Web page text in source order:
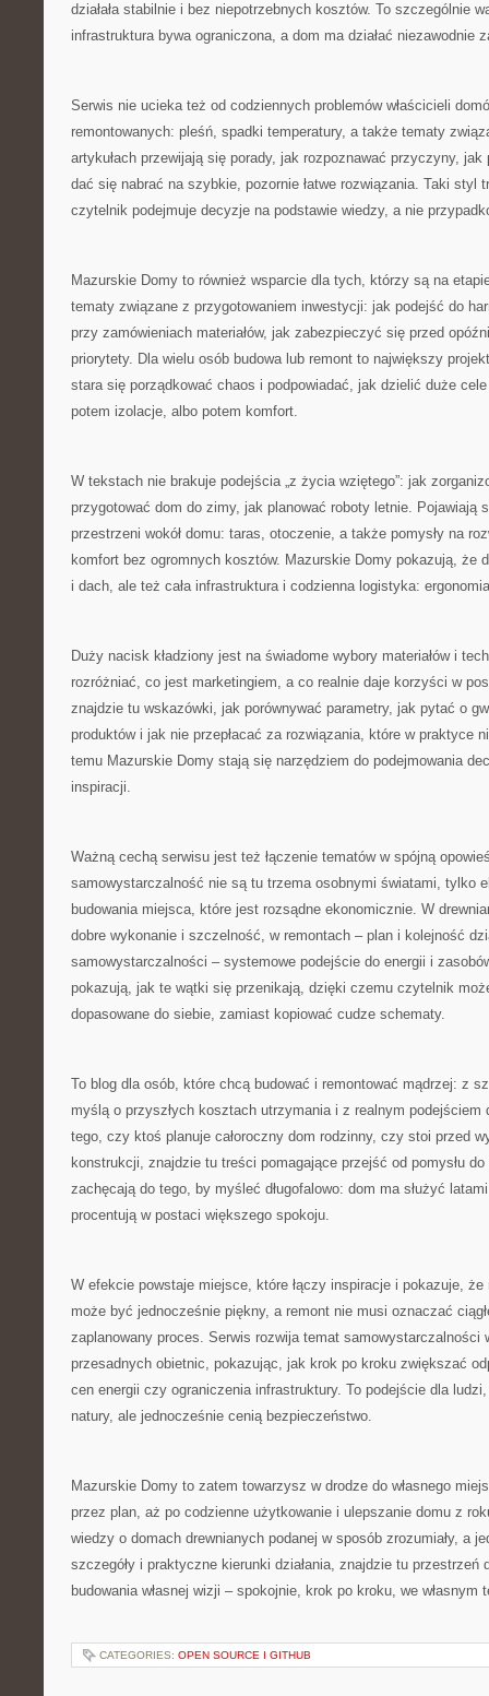
działała stabilnie i bez niepotrzebnych kosztów. To szczególnie
infrastruktura bywa ograniczona, a dom ma działać niezawodnie
Serwis nie ucieka też od codziennych problemów właścicieli
remontowanych: pleśń, spadki temperatury, a także tematy
artykułach przewijają się porady, jak rozpoznawać przyczyny, jak
dać się nabrać na szybkie, pozornie łatwe rozwiązania. Taki styl
czytelnik podejmuje decyzje na podstawie wiedzy, a nie
Mazurskie Domy to również wsparcie dla tych, którzy są na
tematy związane z przygotowaniem inwestycji: jak podejść do
przy zamówieniach materiałów, jak zabezpieczyć się przed
priorytety. Dla wielu osób budowa lub remont to największy
stara się porządkować chaos i podpowiadać, jak dzielić duże
potem izolacje, albo potem komfort.
W tekstach nie brakuje podejścia „z życia wziętego”: jak
przygotować dom do zimy, jak planować roboty letnie. Pojawiają
przestrzeni wokół domu: taras, otoczenie, a także pomysły na
komfort bez ogromnych kosztów. Mazurskie Domy pokazują, że
i dach, ale też cała infrastruktura i codzienna logistyka:
Duży nacisk kładziony jest na świadome wybory materiałów i
rozróżniać, co jest marketingiem, a co realnie daje korzyści w
znajdzie tu wskazówki, jak porównywać parametry, jak pytać o
produktów i jak nie przepłacać za rozwiązania, które w praktyce
temu Mazurskie Domy stają się narzędziem do podejmowania
inspiracji.
Ważną cechą serwisu jest też łączenie tematów w spójną
samowystarczalność nie są tu trzema osobnymi światami, tylko
budowania miejsca, które jest rozsądne ekonomicznie. W
dobre wykonanie i szczelność, w remontach – plan i kolejność
samowystarczalności – systemowe podejście do energii i
pokazują, jak te wątki się przenikają, dzięki czemu czytelnik
dopasowane do siebie, zamiast kopiować cudze schematy.
To blog dla osób, które chcą budować i remontować mądrzej: z
myślą o przyszłych kosztach utrzymania i z realnym podejściem
tego, czy ktoś planuje całoroczny dom rodzinny, czy stoi przed
konstrukcji, znajdzie tu treści pomagające przejść od pomysłu
zachęcają do tego, by myśleć długofalowo: dom ma służyć
procentują w postaci większego spokoju.
W efekcie powstaje miejsce, które łączy inspiracje i pokazuje,
może być jednocześnie piękny, a remont nie musi oznaczać
zaplanowany proces. Serwis rozwija temat samowystarczalności
przesadnych obietnic, pokazując, jak krok po kroku zwiększać
cen energii czy ograniczenia infrastruktury. To podejście dla
natury, ale jednocześnie cenią bezpieczeństwo.
Mazurskie Domy to zatem towarzysz w drodze do własnego
przez plan, aż po codzienne użytkowanie i ulepszanie domu z
wiedzy o domach drewnianych podanej w sposób zrozumiały, a
szczegóły i praktyczne kierunki działania, znajdzie tu przestrzeń
budowania własnej wizji – spokojnie, krok po kroku, we własnym
CATEGORIES: OPEN SOURCE I GITHUB